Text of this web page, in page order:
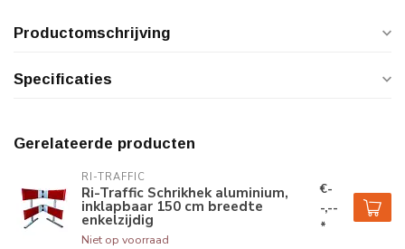
Productomschrijving
Specificaties
Gerelateerde producten
RI-TRAFFIC
Ri-Traffic Schrikhek aluminium,
inklapbaar 150 cm breedte
enkelzijdig
Niet op voorraad
€-
-,--
*